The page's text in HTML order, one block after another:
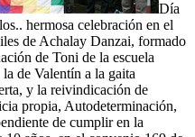
Día
hermosa celebración en el
de Achalay Danzai, formado
de Toni de la escuela
de Valentín a la gaita
y la reivindicación de
propia, Autodeterminación,
de cumplir en la